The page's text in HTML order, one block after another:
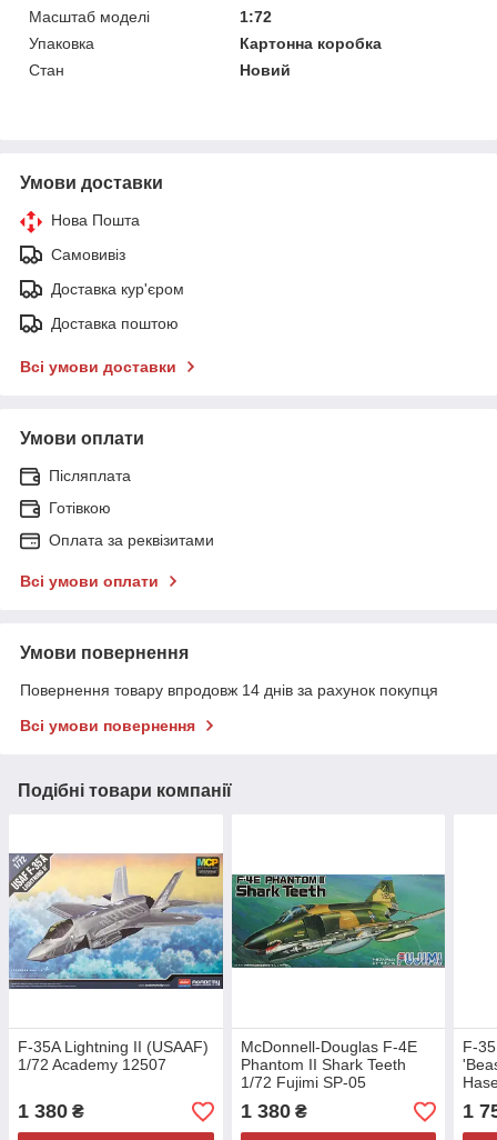
Масштаб моделі
1:72
Упаковка
Картонна коробка
Стан
Новий
Умови доставки
Нова Пошта
Самовивіз
Доставка кур'єром
Доставка поштою
Всі умови доставки
Умови оплати
Післяплата
Готівкою
Оплата за реквізитами
Всі умови оплати
Умови повернення
Повернення товару впродовж 14 днів за рахунок покупця
Всі умови повернення
Подібні товари компанії
F-35A Lightning II (USAAF)
1/72 Academy 12507
1 380 ₴
McDonnell-Douglas F-4E
Phantom II Shark Teeth
1/72 Fujimi SP-05
1 380₴
F-
1